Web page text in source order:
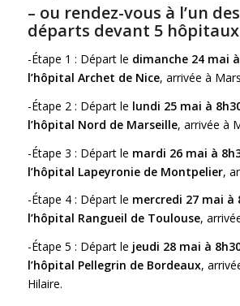
– ou rendez-vous à l’un
départs devant 5
-Étape 1 : Départ le dimanche 24 mai
l’hôpital Archet de Nice, arrivée à
-Étape 2 : Départ le lundi 25 mai à
l’hôpital Nord de Marseille, arrivée à
-Étape 3 : Départ le mardi 26 mai à
l’hôpital Lapeyronie de Montpelier,
-Étape 4 : Départ le mercredi 27 mai à
l’hôpital Rangueil de Toulouse,
-Étape 5 : Départ le jeudi 28 mai à
l’hôpital Pellegrin de Bordeaux,
Hilaire.